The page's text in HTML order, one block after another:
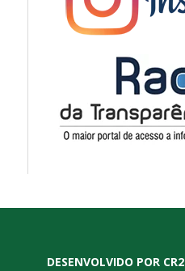
DESENVOLVIDO POR CR2